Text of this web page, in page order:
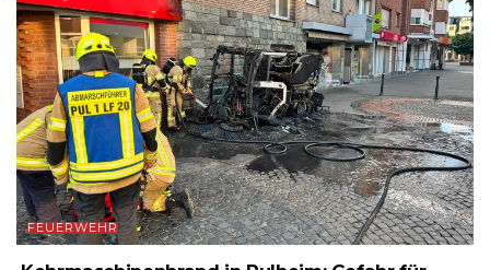
FEUERWEHR